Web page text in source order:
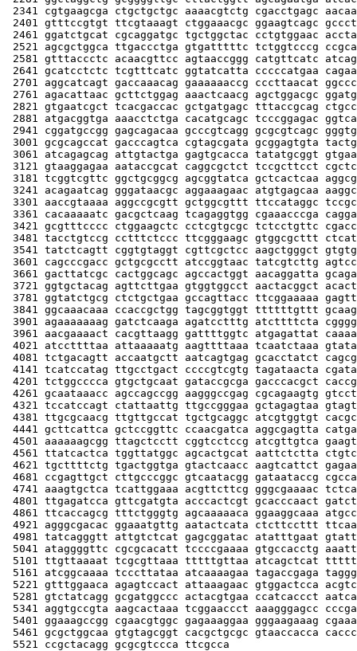
2341 cgtgaagcga ctgctgctgc aaaacgtctg cgacctgagc
2401 gtttccgtgt ttcgtaaagt ctggaaacgc ggaagtcagc
2461 ggatctgcat cgcaggatgc tgctggctac cctgtggaac
2521 agcgctggca ttgaccctga gtgatttttc tctggtcccg
2581 gtttaccctc acaacgttcc agtaaccggg catgttcatc
2641 gcatcctctc tcgtttcatc ggtatcatta cccccatgaa
2701 aggcatcagt gaccaaacag gaaaaaaccg cccttaacat
2761 agacattaac gcttctggag aaactcaacg agctggacgc
2821 gtgaatcgct tcacgaccac gctgatgagc tttaccgcag
2881 atgacggtga aaacctctga cacatgcagc tcccggagac
2941 cggatgccgg gagcagacaa gcccgtcagg gcgcgtcagc
3001 gcgcagccat gacccagtca cgtagcgata gcggagtgta
3061 atcagagcag attgtactga gagtgcacca tatatgcggt
3121 gtaaggagaa aataccgcat caggcgctct tccgcttcct
3181 tcggtcgttc ggctgcggcg agcggtatca gctcactcaa
3241 acagaatcag gggataacgc aggaaagaac atgtgagcaa
3301 aaccgtaaaa aggccgcgtt gctggcgttt ttccataggc
3361 cacaaaaatc gacgctcaag tcagaggtgg cgaaacccga
3421 gcgtttcccc ctggaagctc cctcgtgcgc tctcctgttc
3481 tacctgtccg cctttctccc ttcgggaagc gtggcgcttt
3541 tatctcagtt cggtgtaggt cgttcgctcc aagctgggct
3601 cagcccgacc gctgcgcctt atccggtaac tatcgtcttg
3661 gacttatcgc cactggcagc agccactggt aacaggatta
3721 ggtgctacag agttcttgaa gtggtggcct aactacggct
3781 ggtatctgcg ctctgctgaa gccagttacc ttcggaaaaa
3841 ggcaaacaaa ccaccgctgg tagcggtggt ttttttgttt
3901 agaaaaaaag gatctcaaga agatcctttg atcttttcta
3961 aacgaaaact cacgttaagg gattttggtc atgagattat
4021 atccttttaa attaaaaatg aagttttaaa tcaatctaaa
4081 tctgacagtt accaatgctt aatcagtgag gcacctatct
4141 tcatccatag ttgcctgact ccccgtcgtg tagataacta
4201 tctggcccca gtgctgcaat gataccgcga gacccacgct
4261 gcaataaacc agccagccgg aagggccgag cgcagaagtg
4321 tccatccagt ctattaattg ttgccgggaa gctagagtaa
4381 ttgcgcaacg ttgttgccat tgctgcaggc atcgtggtgt
4441 gcttcattca gctccggttc ccaacgatca aggcgagtta
4501 aaaaaagcgg ttagctcctt cggtcctccg atcgttgtca
4561 ttatcactca tggttatggc agcactgcat aattctctta
4621 tgcttttctg tgactggtga gtactcaacc aagtcattct
4681 ccgagttgct cttgcccggc gtcaatacgg gataataccg
4741 aaagtgctca tcattggaaa acgttcttcg gggcgaaaac
4801 ttgagatcca gttcgatgta acccactcgt gcacccaact
4861 ttcaccagcg tttctgggtg agcaaaaaca ggaaggcaaa
4921 agggcgacac ggaaatgttg aatactcata ctcttccttt
4981 tatcagggtt attgtctcat gagcggatac atatttgaat
5041 ataggggttc cgcgcacatt tccccgaaaa gtgccacctg
5101 ttgttaaaat tcgcgttaaa tttttgttaa atcagctcat
5161 atcggcaaaa tcccttataa atcaaaagaa tagaccgaga
5221 gtttggaaca agagtccact attaaagaac gtggactcca
5281 gtctatcagg gcgatggccc actacgtgaa ccatcaccct
5341 aggtgccgta aagcactaaa tcggaaccct aaagggagcc
5401 ggaaagccgg cgaacgtggc gagaaaggaa gggaagaaag
5461 gcgctggcaa gtgtagcggt cacgctgcgc gtaaccacca
5521 ccgctacagg gcgcgtccca ttcgcca